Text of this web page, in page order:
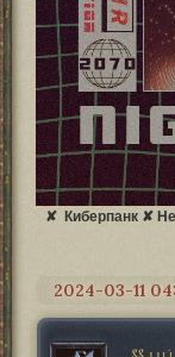
✘ Киберпанк ✘
2024-03-11